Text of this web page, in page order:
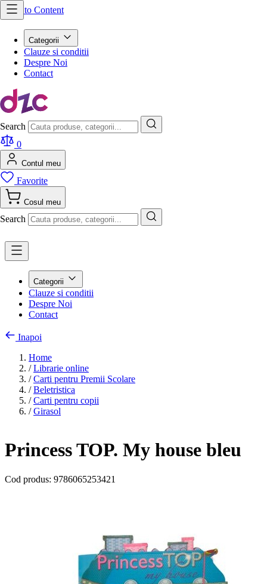
Skip to Content
Categorii
Clauze si conditii
Despre Noi
Contact
Search
0
Contul meu
Favorite
Cosul meu
Search
Categorii
Clauze si conditii
Despre Noi
Contact
Inapoi
Home
/ Librarie online
/ Carti pentru Premii Scolare
/ Beletristica
/ Carti pentru copii
/ Girasol
Princess TOP. My house bleu
Cod produs: 9786065253421